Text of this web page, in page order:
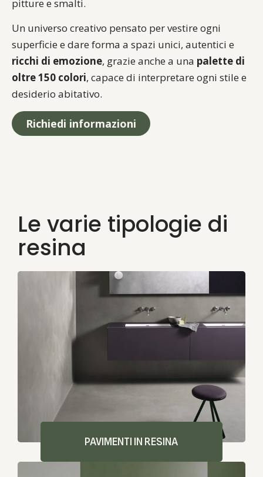
pitture e smalti.
Un universo creativo pensato per vestire ogni
superficie e dare forma a spazi unici, autentici e
ricchi di emozione, grazie anche a una palette di
oltre 150 colori, capace di interpretare ogni stile e
desiderio abitativo.
Richiedi informazioni
Le varie tipologie di
resina
PAVIMENTI IN RESINA